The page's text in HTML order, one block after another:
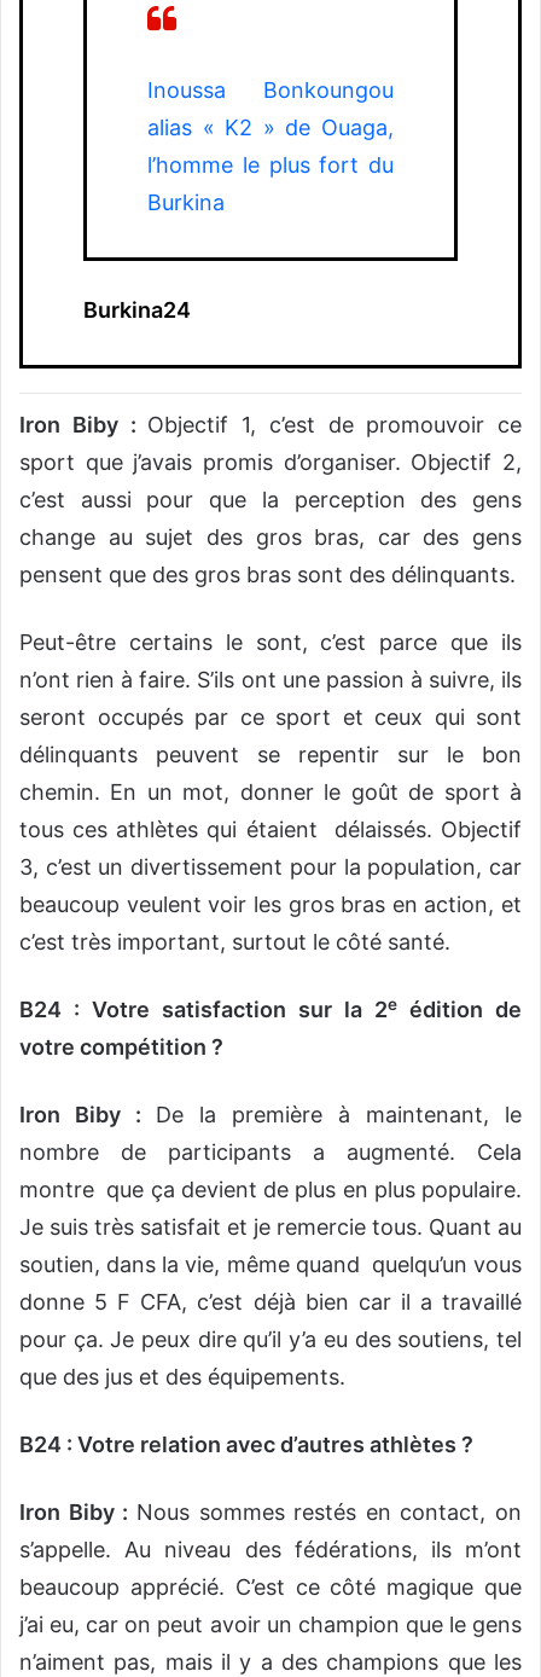
Inoussa Bonkoungou
alias « K2 » de Ouaga,
l’homme le plus fort du
Burkina
Burkina24
Iron Biby : Objectif 1, c’est de promouvoir ce
sport que j’avais promis d’organiser. Objectif 2,
c’est aussi pour que la perception des gens
change au sujet des gros bras, car des gens
pensent que des gros bras sont des délinquants.
Peut-être certains le sont, c’est parce que ils
n’ont rien à faire. S’ils ont une passion à suivre, ils
seront occupés par ce sport et ceux qui sont
délinquants peuvent se repentir sur le bon
chemin. En un mot, donner le goût de sport à
tous ces athlètes qui étaient délaissés. Objectif
3, c’est un divertissement pour la population, car
beaucoup veulent voir les gros bras en action, et
c’est très important, surtout le côté santé.
B24 : Votre satisfaction sur la 2e
édition de
votre compétition ?
Iron Biby : De la première à maintenant, le
nombre de participants a augmenté. Cela
montre que ça devient de plus en plus populaire.
Je suis très satisfait et je remercie tous. Quant au
soutien, dans la vie, même quand quelqu’un vous
donne 5 F CFA, c’est déjà bien car il a travaillé
pour ça. Je peux dire qu’il y’a eu des soutiens, tel
que des jus et des équipements.
B24 : Votre relation avec d’autres athlètes ?
Iron Biby : Nous sommes restés en contact, on
s’appelle. Au niveau des fédérations, ils m’ont
beaucoup apprécié. C’est ce côté magique que
j’ai eu, car on peut avoir un champion que le gens
n’aiment pas, mais il y a des champions que les